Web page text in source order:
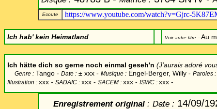
Ecoute https://www.youtube.com/watch?v=Gjrc-
Ich hab' kein Heimatland Voir autre titre : Au
Ich hätte dich so gerne noch einmal geseh'n (J'aurais adoré
Genre : Tango - Date : ± xxx - Musique : Engel-Berger, Willy - Paroles :
Illustration : xxx - SADAIC : xxx - SACEM : xxx - ISWC : xxx -
Enregistrement original : Date : 14/09/